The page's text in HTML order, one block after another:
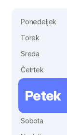
Ponedeljek
Torek
Sreda
Četrtek
Petek
Sobota